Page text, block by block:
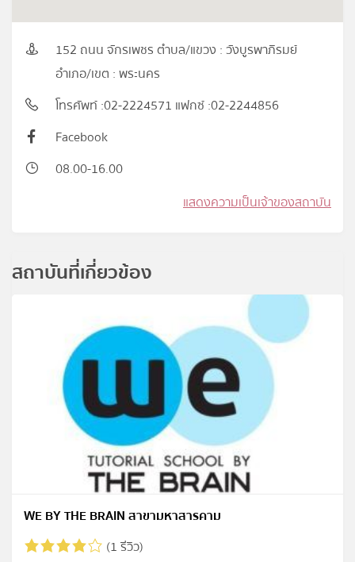
152 ถนน จักรเพชร ตำบล/แขวง : วังบูรพาภิรมย์
อำเภอ/เขต : พระนคร
โทรศัพท์ :02-2224571 แฟกซ์ :02-2244856
Facebook
08.00-16.00
แสดงความเป็นเจ้าของสถาบัน
สถาบันที่เกี่ยวข้อง
WE BY THE BRAIN สาขามหาสารคาม
(1 รีวิว)